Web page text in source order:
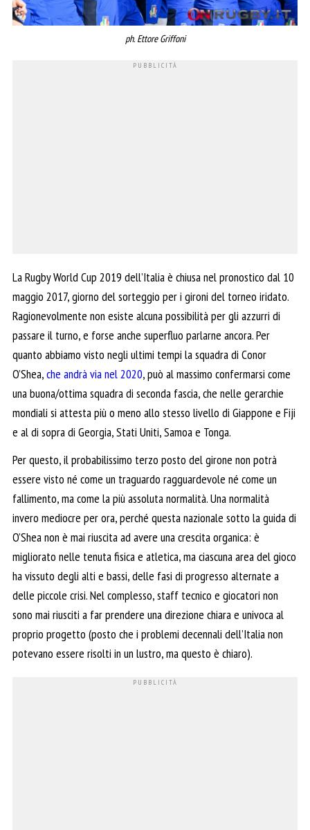
ph. Ettore Griffoni
La Rugby World Cup 2019 dell’Italia è chiusa nel pronostico dal 10
maggio 2017, giorno del sorteggio per i gironi del torneo iridato.
Ragionevolmente non esiste alcuna possibilità per gli azzurri di
passare il turno, e forse anche superfluo parlarne ancora. Per
quanto abbiamo visto negli ultimi tempi la squadra di Conor
O’Shea,che andrà via nel 2020, può al massimo confermarsi come
una buona/ottima squadra di seconda fascia, che nelle gerarchie
mondiali si attesta più o meno allo stesso livello di Giappone e Fiji
e al di sopra di Georgia, Stati Uniti, Samoa e Tonga.
Per questo, il probabilissimo terzo posto del girone non potrà
essere visto né come un traguardo ragguardevole né come un
fallimento, ma come la più assoluta normalità. Una normalità
invero mediocre per ora, perché questa nazionale sotto la guida di
O’Shea non è mai riuscita ad avere una crescita organica: è
migliorato nelle tenuta fisica e atletica, ma ciascuna area del gioco
ha vissuto degli alti e bassi, delle fasi di progresso alternate a
delle piccole crisi. Nel complesso, staff tecnico e giocatori non
sono mai riusciti a far prendere una direzione chiara e univoca al
proprio progetto (posto che i problemi decennali dell’Italia non
potevano essere risolti in un lustro, ma questo è chiaro).